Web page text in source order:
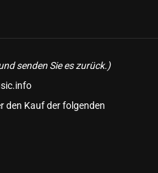
senden Sie es zurück.)
den Kauf der folgenden